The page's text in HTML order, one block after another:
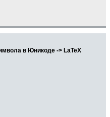
в Юникоде -> LaTeX